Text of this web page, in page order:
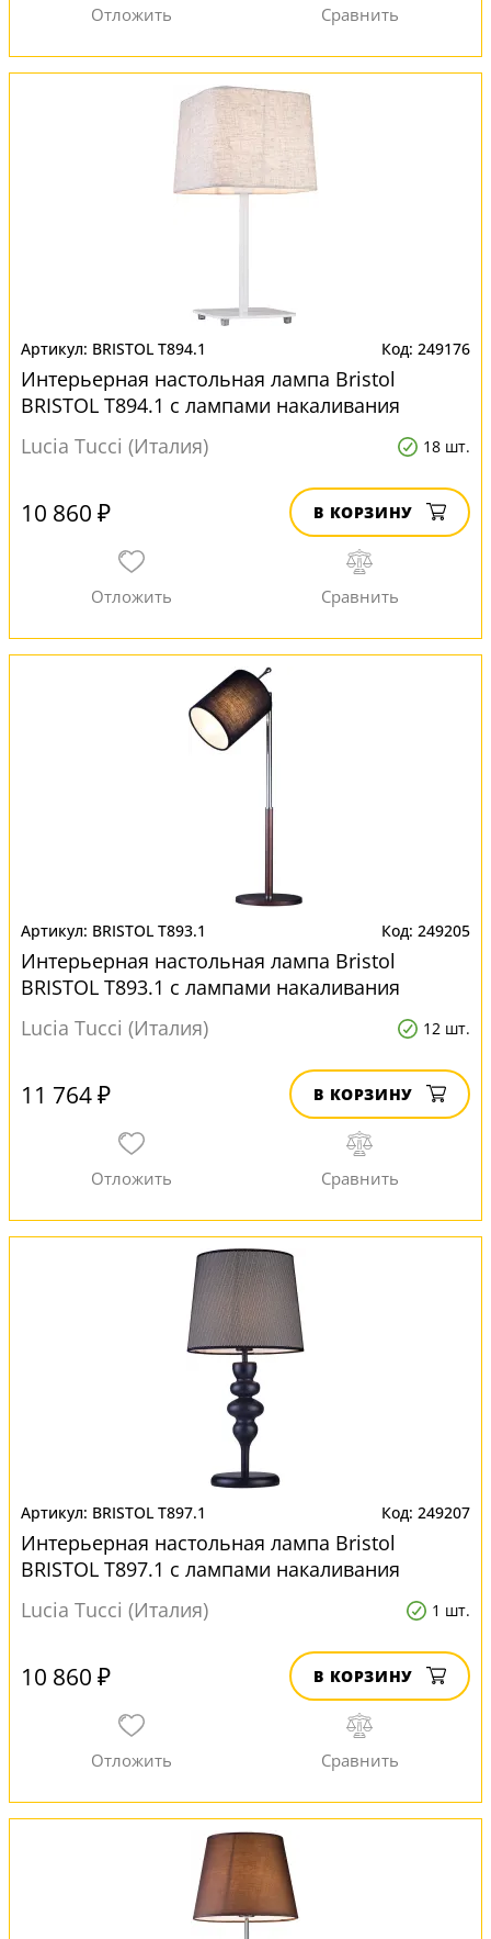
BRISTOL T894.1 249176
Интерьерная настольная лампа Bristol
BRISTOL T894.1 с лампами накаливания
Lucia Tucci (Италия)
18 шт.
10 860 ₽ В КОРЗИНУ
BRISTOL T893.1 249205
Интерьерная настольная лампа Bristol
BRISTOL T893.1 с лампами накаливания
Lucia Tucci (Италия)
12 шт.
11 764 ₽ В КОРЗИНУ
BRISTOL T897.1 249207
Интерьерная настольная лампа Bristol
BRISTOL T897.1 с лампами накаливания
Lucia Tucci (Италия)
1 шт.
10 860 ₽ В КОРЗИНУ